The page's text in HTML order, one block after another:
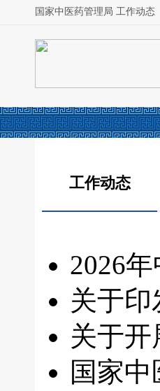
国家中医药管理局 工作动态
工作动态
2026
关于
关于
国家